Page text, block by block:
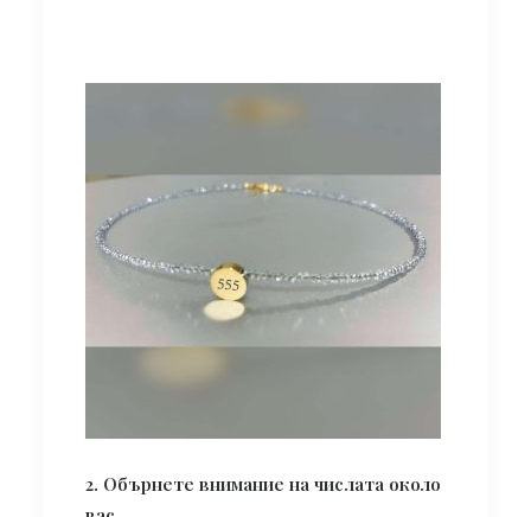
2. Обърнете внимание на числата около